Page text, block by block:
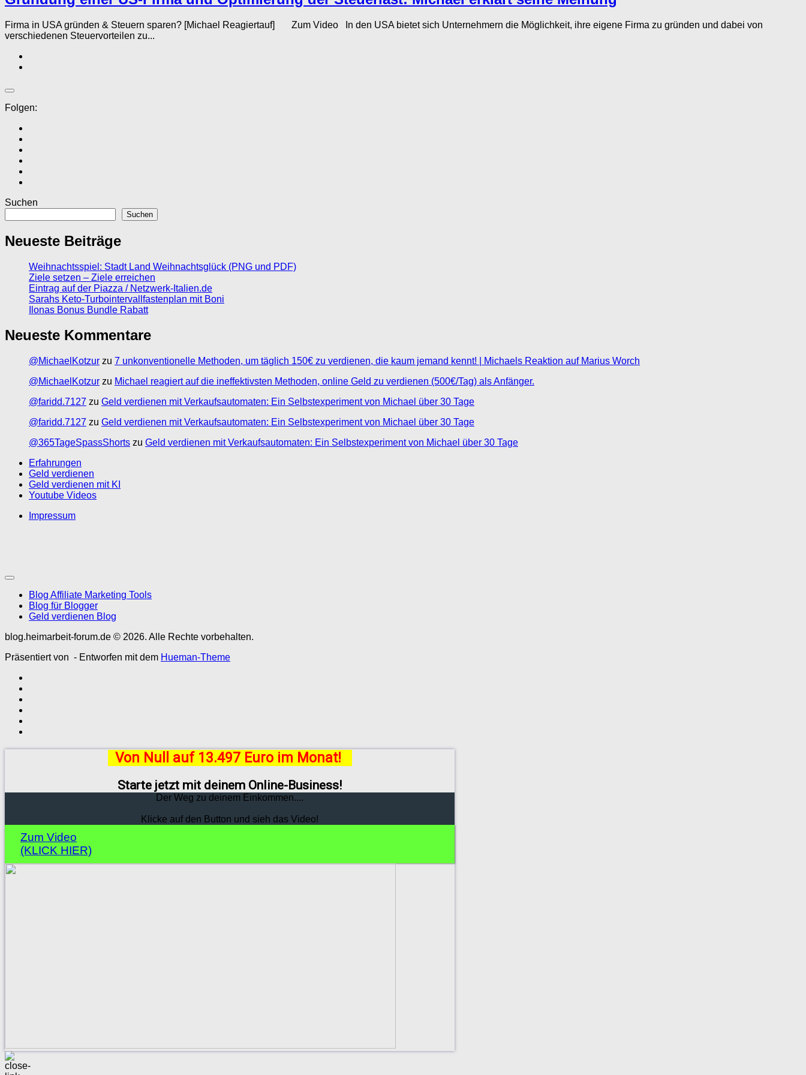
Firma in USA gründen & Steuern sparen? [Michael Reagiertauf] Zum Video In den USA bietet sich Unternehmern die Möglichkeit, ihre eigene Firma zu gründen und dabei von
verschiedenen Steuervorteilen zu...
Folgen:
Suchen
Suchen
Neueste Beiträge
Weihnachtsspiel: Stadt Land Weihnachtsglück (PNG und PDF)
Ziele setzen – Ziele erreichen
Eintrag auf der Piazza / Netzwerk-Italien.de
Sarahs Keto-Turbointervallfastenplan mit Boni
Ilonas Bonus Bundle Rabatt
Neueste Kommentare
@MichaelKotzur zu 7 unkonventionelle Methoden, um täglich 150€ zu verdienen, die kaum jemand kennt! | Michaels Reaktion auf Marius Worch
@MichaelKotzur zu Michael reagiert auf die ineffektivsten Methoden, online Geld zu verdienen (500€/Tag) als Anfänger.
@faridd.7127 zu Geld verdienen mit Verkaufsautomaten: Ein Selbstexperiment von Michael über 30 Tage
@faridd.7127 zu Geld verdienen mit Verkaufsautomaten: Ein Selbstexperiment von Michael über 30 Tage
@365TageSpassShorts zu Geld verdienen mit Verkaufsautomaten: Ein Selbstexperiment von Michael über 30 Tage
Erfahrungen
Geld verdienen
Geld verdienen mit KI
Youtube Videos
Impressum
Blog Affiliate Marketing Tools
Blog für Blogger
Geld verdienen Blog
blog.heimarbeit-forum.de © 2026. Alle Rechte vorbehalten.
Präsentiert von - Entworfen mit dem Hueman-Theme
Von Null auf 13.497 Euro im Monat!
Starte jetzt mit deinem Online-Business!
Der Weg zu deinem Einkommen....
Klicke auf den Button und sieh das Video!
Zum Video
(KLICK HIER)